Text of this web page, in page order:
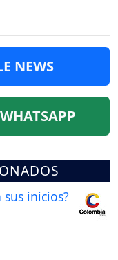
NEWS